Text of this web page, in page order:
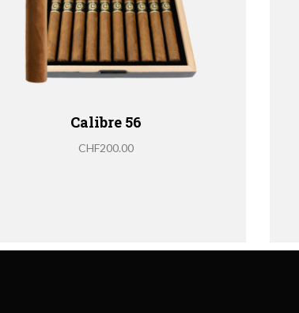
Calibre 56
CHF200.00